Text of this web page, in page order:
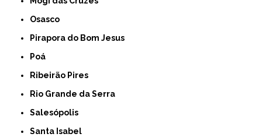
Osasco
Pirapora do Bom Jesus
Poá
Ribeirão Pires
Rio Grande da Serra
Salesópolis
Santa Isabel